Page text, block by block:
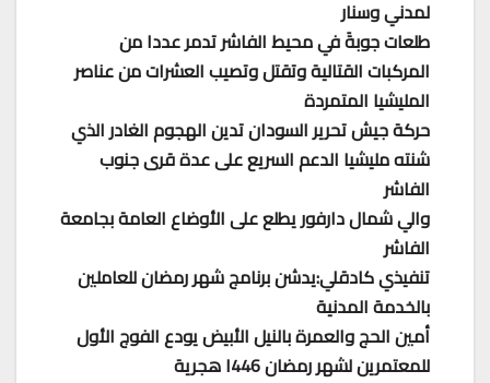
لمدني وسنار
طلعات جوبةَ في محيط الفاشر تدمر عددا من
المركبات القتالية وتقتل وتصيب العشرات من عناصر
المليشيا المتمردة
حركة جيش تحرير السودان تدين الهجوم الغادر الذي
شنته مليشيا الدعم السريع على عدة قرى جنوب
الفاشر
والي شمال دارفور يطلع على الأوضاع العامة بجامعة
الفاشر
تنفيذي كادقلي:يدشن برنامج شهر رمضان للعاملين
بالخدمة المدنية
أمين الحج والعمرة بالنيل الأبيض يودع الفوج الأول
للمعتمرين لشهر رمضان ١446 هجرية